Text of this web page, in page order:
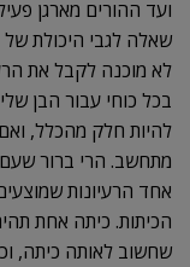
ועד ההורים מארגן
שאלה לגבי היכולת
לא מוכנה לקבל את
בכל כוחי עבור הבן
להיות חלק מהכלל,
מתחשב. הרי ברור שעם
אחד הרעיונות
הכיתות. כיתה אחת
שחשוב לאותה כיתה,